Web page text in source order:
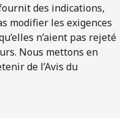
des indications,
modifier les exigences
n’aient pas rejeté
Nous mettons en
de l’Avis du